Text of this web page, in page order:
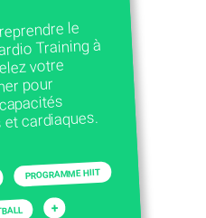
le
Training à
votre
pour
cardiaques.
PROGRAMME HIIT
+